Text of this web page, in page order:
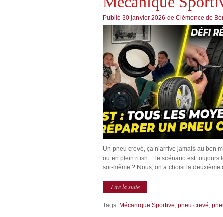
Publié 30 janvier 2026 de Clémence de
Un pneu crevé, ça n’arrive jamais au bon
ou en plein rush… le scénario est toujours
soi-même ? Nous, on a choisi la deuxième
Lire la suite
Tags: Mécanique Sportive, pneu crevé,